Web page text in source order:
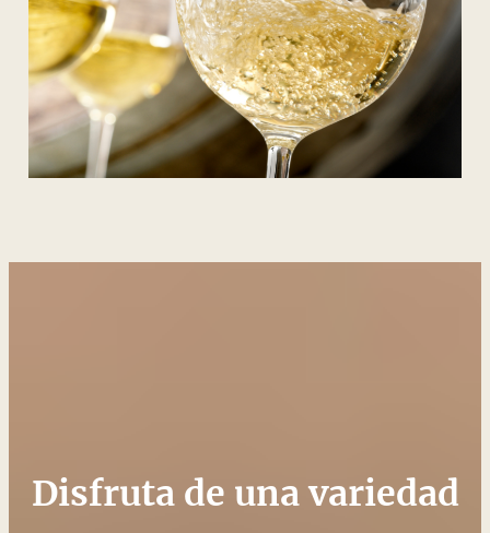
Disfruta de una variedad